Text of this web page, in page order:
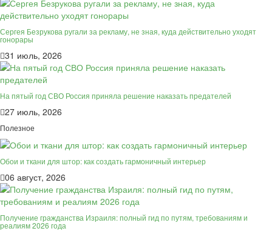
Сергея Безрукова ругали за рекламу, не зная, куда действительно уходят
гонорары
31 июль, 2026
На пятый год СВО Россия приняла решение наказать предателей
27 июль, 2026
Полезное
Обои и ткани для штор: как создать гармоничный интерьер
06 август, 2026
Получение гражданства Израиля: полный гид по путям, требованиям и
реалиям 2026 года